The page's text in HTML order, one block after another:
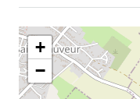
+
−